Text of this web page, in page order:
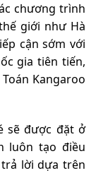
chương trình
giới như Hà
cận sớm với
gia tiên tiến,
Kangaroo
sẽ được đặt ở
luôn tạo điều
lời dựa trên